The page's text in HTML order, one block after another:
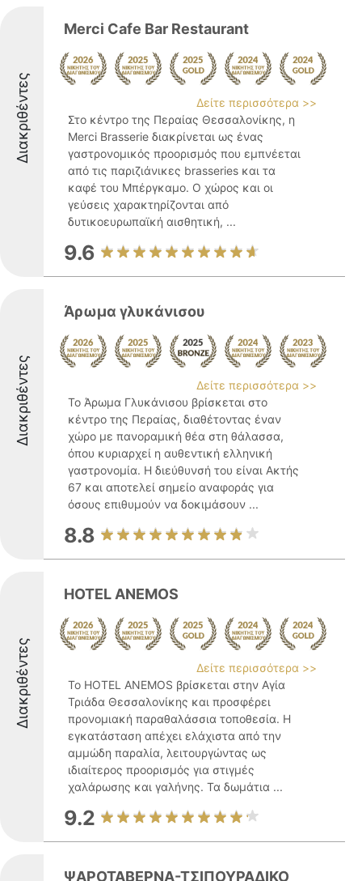
Διακριθέντες
Merci Cafe Bar Restaurant
Δείτε περισσότερα >>
Στο κέντρο της Περαίας Θεσσαλονίκης, η
Merci Brasserie διακρίνεται ως ένας
γαστρονομικός προορισμός που εμπνέεται
από τις παριζιάνικες brasseries και τα
καφέ του Μπέργκαμο. Ο χώρος και οι
γεύσεις χαρακτηρίζονται από
δυτικοευρωπαϊκή αισθητική, ...
9.6
Διακριθέντες
Άρωμα γλυκάνισου
Δείτε περισσότερα >>
Το Άρωμα Γλυκάνισου βρίσκεται στο
κέντρο της Περαίας, διαθέτοντας έναν
χώρο με πανοραμική θέα στη θάλασσα,
όπου κυριαρχεί η αυθεντική ελληνική
γαστρονομία. Η διεύθυνσή του είναι Ακτής
67 και αποτελεί σημείο αναφοράς για
όσους επιθυμούν να δοκιμάσουν ...
8.8
Διακριθέντες
HOTEL ANEMOS
Δείτε περισσότερα >>
Το HOTEL ANEMOS βρίσκεται στην Αγία
Τριάδα Θεσσαλονίκης και προσφέρει
προνομιακή παραθαλάσσια τοποθεσία. Η
εγκατάσταση απέχει ελάχιστα από την
αμμώδη παραλία, λειτουργώντας ως
ιδιαίτερος προορισμός για στιγμές
χαλάρωσης και γαλήνης. Τα δωμάτια ...
9.2
ΨΑΡΟΤΑΒΕΡΝΑ-ΤΣΙΠΟΥΡΑΔΙΚΟ